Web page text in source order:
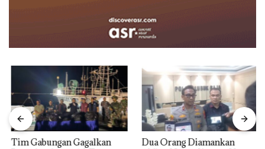
Tim Gabungan Gagalkan
Dua Orang Diamankan